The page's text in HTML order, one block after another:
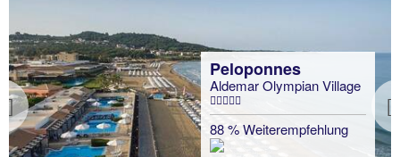
Previous
Peloponnes
Aldemar Olympian Village
88 % Weiterempfehlung